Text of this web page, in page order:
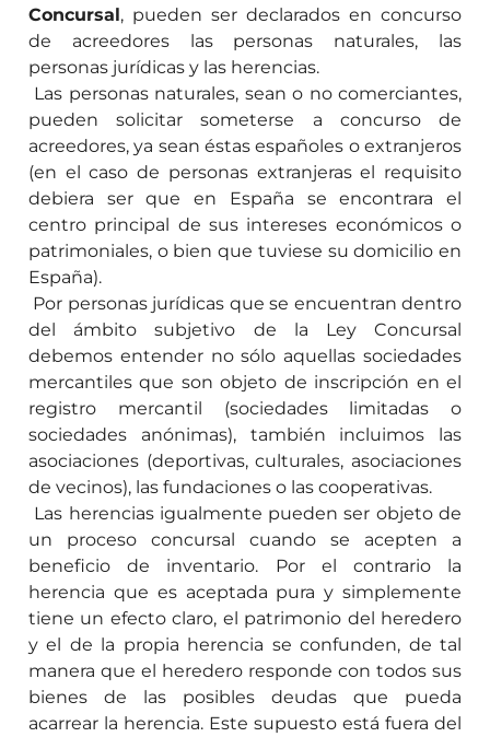
Concursal, pueden ser declarados en concurso
de acreedores las personas naturales, las
personas jurídicas y las herencias.
Las personas naturales, sean o no comerciantes,
pueden solicitar someterse a concurso de
acreedores, ya sean éstas españoles o extranjeros
(en el caso de personas extranjeras el requisito
debiera ser que en España se encontrara el
centro principal de sus intereses económicos o
patrimoniales, o bien que tuviese su domicilio en
España).
Por personas jurídicas que se encuentran dentro
del ámbito subjetivo de la Ley Concursal
debemos entender no sólo aquellas sociedades
mercantiles que son objeto de inscripción en el
registro mercantil (sociedades limitadas o
sociedades anónimas), también incluimos las
asociaciones (deportivas, culturales, asociaciones
de vecinos), las fundaciones o las cooperativas.
Las herencias igualmente pueden ser objeto de
un proceso concursal cuando se acepten a
beneficio de inventario. Por el contrario la
herencia que es aceptada pura y simplemente
tiene un efecto claro, el patrimonio del heredero
y el de la propia herencia se confunden, de tal
manera que el heredero responde con todos sus
bienes de las posibles deudas que pueda
acarrear la herencia. Este supuesto está fuera del